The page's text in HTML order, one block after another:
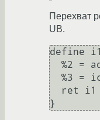
Перехват
UB.
define